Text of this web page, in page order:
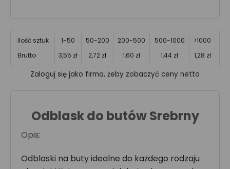
Ilość sztuk 1-50 50-200 200-500 500-1000
>1000
Brutto
3,55 zł 2,72 zł 1,60 zł 1,44 zł 1,28 zł
Zaloguj się jako firma, żeby zobaczyć ceny netto
Odblask do butów Srebrny
Opis:
Odblaski na buty idealne do każdego rodzaju